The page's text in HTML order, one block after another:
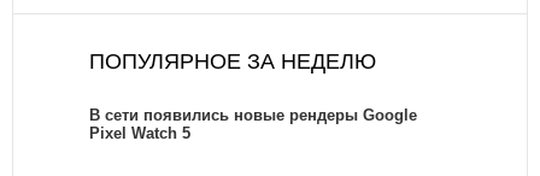
ПОПУЛЯРНОЕ ЗА НЕДЕЛЮ
В сети появились новые рендеры Google
Pixel Watch 5